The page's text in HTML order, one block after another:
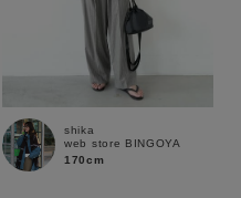
shika
web store BINGOYA
170cm